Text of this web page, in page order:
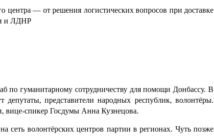
центра — от решения логистических вопросов при доставке
и ЛДНР
по гуманитарному сотрудничествудля помощи Донбассу. В
представители народных республик, волонтёры.
вице-спикер Госдумы Анна Кузнецова.
сеть волонтёрскихцентров партии в регионах. Чуть позже